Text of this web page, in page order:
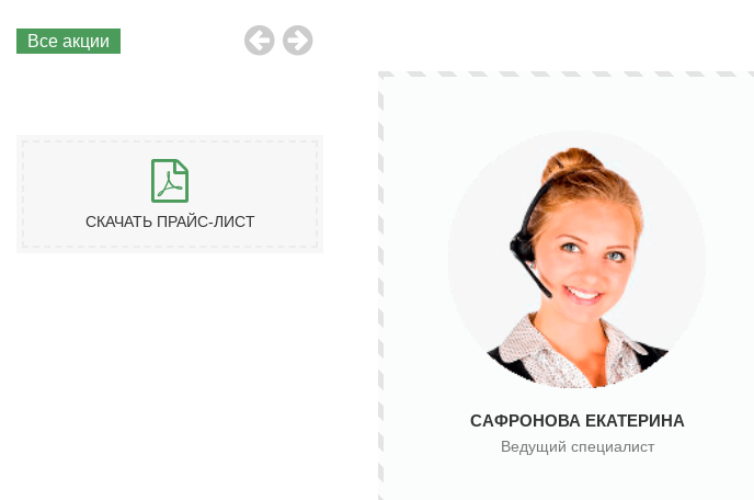
Все акции
СКАЧАТЬ ПРАЙС-ЛИСТ
САФРОНОВА ЕКАТЕРИНА
Ведущий специалист